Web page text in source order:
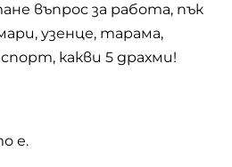
въпрос за работа, пък
узенце, тарама,
какви 5 драхми!
е.